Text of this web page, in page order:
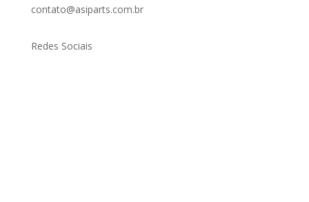
contato@asiparts.com.br
Redes Sociais